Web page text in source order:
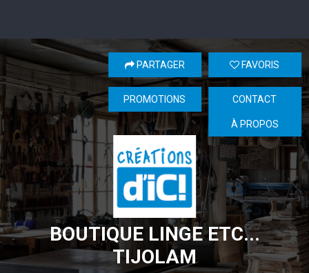
BOUTIQUE LINGE ETC...
TIJOLAM
FAVORIS
PARTAGER
CONTACT
PROMOTIONS
À PROPOS